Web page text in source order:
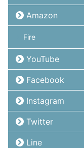
Amazon
Fire
YouTube
Facebook
Instagram
Twitter
Line